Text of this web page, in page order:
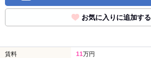
お気に入りに追加する
賃料 11万円